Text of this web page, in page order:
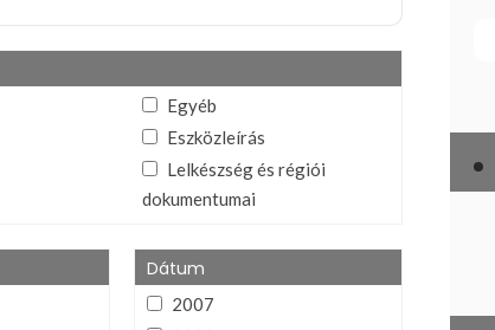
Egyéb
Eszközleírás
Lelkészség és régiói
dokumentumai
Tanúságtétel
Dátum
2007